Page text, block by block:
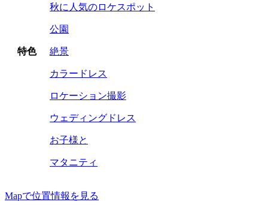
特色
秋に人気のロケスポット
公園
絶景
カラードレス
ロケーション撮影
ウェディングドレス
お子様と
マタニティ
Mapで位置情報を見る